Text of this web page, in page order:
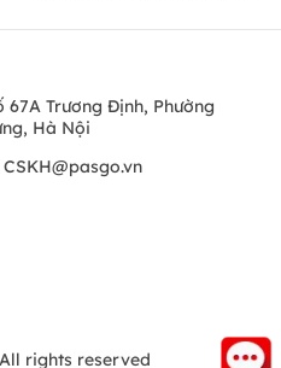
67A Trương Định, Phường
Hà Nội
CSKH@pasgo.vn
rights reserved